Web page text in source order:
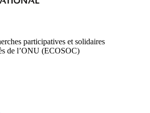
participatives et solidaires
de l’ONU (ECOSOC)